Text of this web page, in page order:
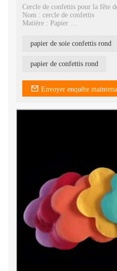
Cercle de confettis pour la fête
Nom : cercle de confettis
Matière : Papier
Emballage : 10kgs/carton
Ils peuvent être utilisés avec
papier de soie confettis rond
papier de confettis rond
Envoyer enquête